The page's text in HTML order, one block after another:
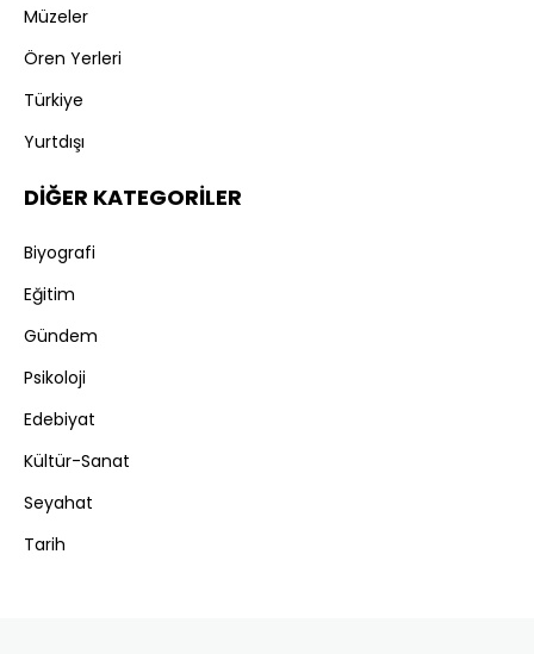
Müzeler
Ören Yerleri
Türkiye
Yurtdışı
DİĞER KATEGORİLER
Biyografi
Eğitim
Gündem
Psikoloji
Edebiyat
Kültür-Sanat
Seyahat
Tarih